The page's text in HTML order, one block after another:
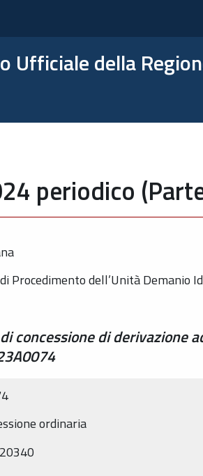
Ufficiale della
periodico
Procedimento dell’Unità
concessione di derivazione
ordinaria